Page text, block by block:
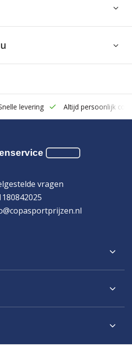
levering Altijd persoonlijk
vragen